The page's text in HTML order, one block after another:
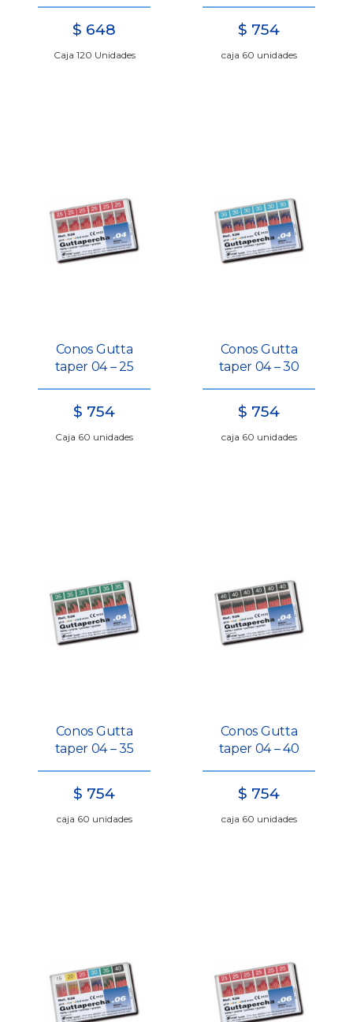
$ 648
Caja 120 Unidades
$ 754
caja 60 unidades
Conos Gutta
taper 04 – 25
$ 754
Caja 60 unidades
Conos Gutta
taper 04 – 30
$ 754
caja 60 unidades
Conos Gutta
taper 04 – 35
$ 754
caja 60 unidades
Conos Gutta
taper 04 – 40
$ 754
caja 60 unidades